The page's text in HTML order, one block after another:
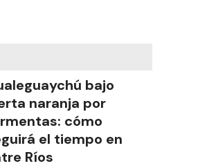
bajo
naranja por
cómo
el tiempo en
Ríos